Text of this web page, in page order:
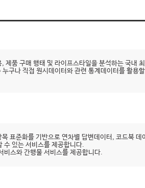
품 구매 행태 및 라이프스타일을 분석하는 국내
구나 직접 원시데이터와 관련 통계데이터를 활용할
표준화를 기반으로 연차별 답변데이터, 코드북 데
수 있는 서비스를 제공합니다.
비스와 간행물 서비스를 제공합니다.